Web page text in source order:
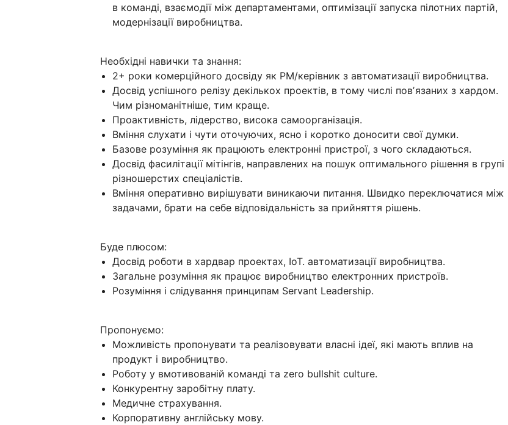
в команді, взаємодії між департаментами, оптимізації запуска пілотних партій,
модернізації виробництва.
Необхідні навички та знання:
2+ роки комерційного досвіду як PM/керівник з автоматизації виробництва.
Досвід успішного релізу декількох проектів, в тому числі повʼязаних з хардом.
Чим різноманітніше, тим краще.
Проактивність, лідерство, висока самоорганізація.
Вміння слухати і чути оточуючих, ясно і коротко доносити свої думки.
Базове розуміння як працюють електронні пристрої, з чого складаються.
Досвід фасилітації мітінгів, направлених на пошук оптимального рішення в групі
різношерстих спеціалістів.
Вміння оперативно вирішувати виникаючи питання. Швидко переключатися між
задачами, брати на себе відповідальність за прийняття рішень.
Буде плюсом:
Досвід роботи в хардвар проектах, IoT. автоматизації виробництва.
Загальне розуміння як працює виробництво електронних пристроїв.
Розуміння і слідування принципам Servant Leadership.
Пропонуємо:
Можливість пропонувати та реалізовувати власні ідеї, які мають вплив на
продукт і виробництво.
Роботу у вмотивованій команді та zero bullshit culture.
Конкурентну заробітну плату.
Медичне страхування.
Корпоративну англійську мову.